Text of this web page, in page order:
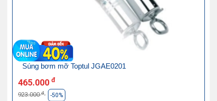
Súng bơm mỡ Toptul JGAE0201
465.000 đ
923.000đ -50%